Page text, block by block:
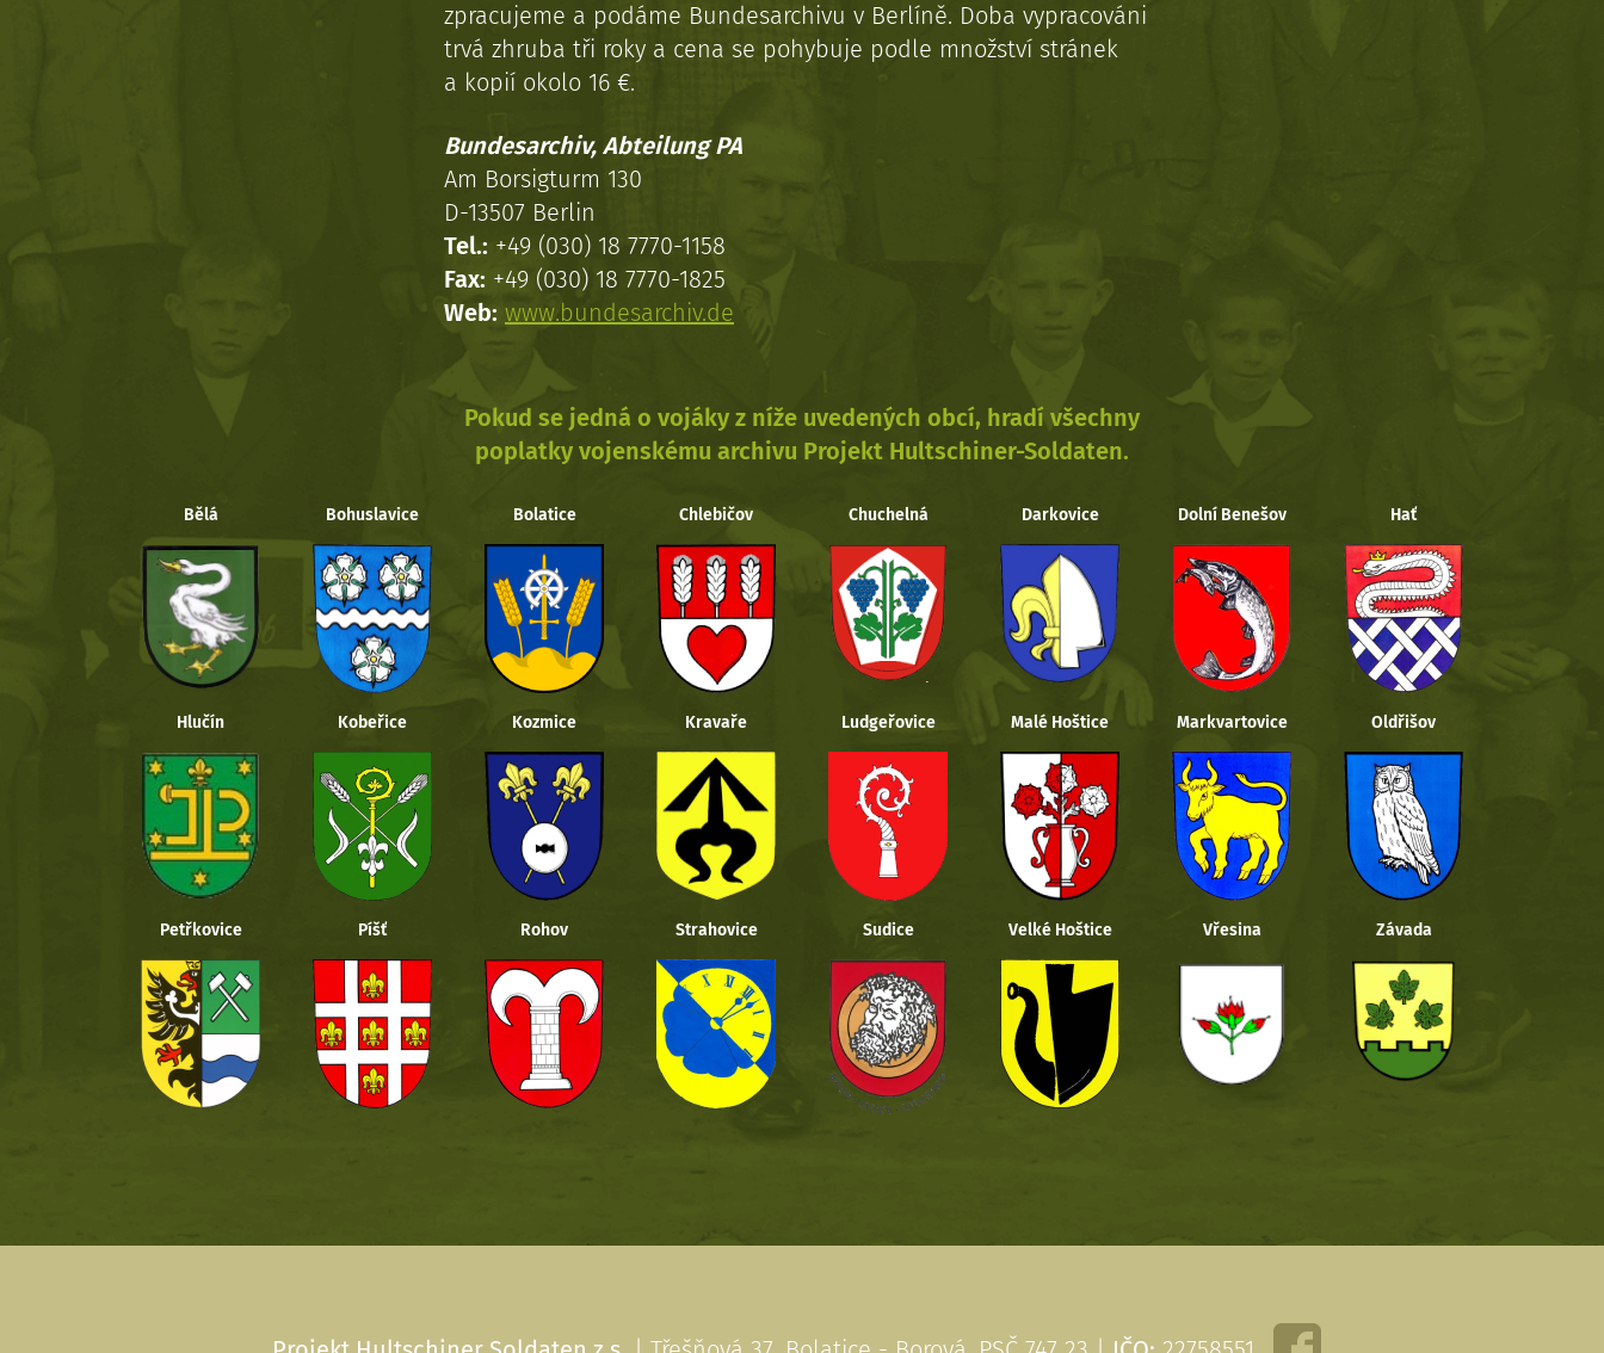
zpracujeme a podáme Bundesarchivu v Berlíně. Doba vypracováni
trvá zhruba tři roky a cena se pohybuje podle množství stránek
a kopií okolo 16 €.
Bundesarchiv, Abteilung PA
Am Borsigturm 130
D-13507 Berlin
Tel.: +49 (030) 18 7770-1158
Fax: +49 (030) 18 7770-1825
Web: www.bundesarchiv.de
Pokud se jedná o vojáky z níže uvedených obcí, hradí všechny
poplatky vojenskému archivu Projekt Hultschiner-Soldaten.
Bělá Bohuslavice Bolatice Chlebičov Chuchelná Darkovice Dolní Benešov Hať
Hlučín Kobeřice Kozmice Kravaře Ludgeřovice Malé Hoštice Markvartovice Oldřišov
Petřkovice Píšť Rohov Strahovice Sudice Velké Hoštice Vřesina Závada